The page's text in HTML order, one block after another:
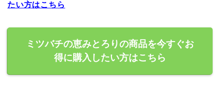
たい方はこちら
ミツバチの恵みとろりの商品を今すぐお
得に購入したい方はこちら